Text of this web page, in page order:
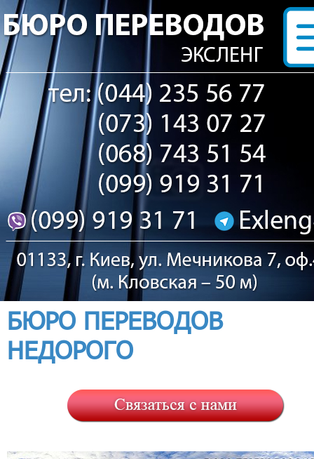
БЮРО ПЕРЕВОДОВ
НЕДОРОГО